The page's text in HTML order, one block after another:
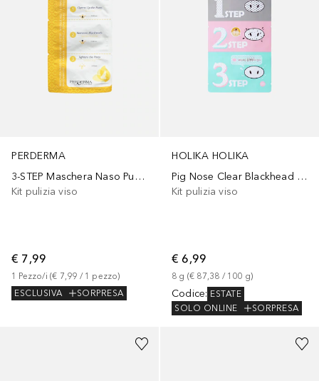
PERDERMA
3-STEP Maschera Naso Purificante
Kit pulizia viso
€ 7,99
1 Pezzo/i (€ 7,99 / 1 pezzo)
ESCLUSIVA
SORPRESA
HOLIKA HOLIKA
Pig Nose Clear Blackhead 3-Step
Kit pulizia viso
€ 6,99
8 g (€ 87,38 / 100 g)
Codice: ESTATE
SOLO ONLINE
SORPRESA